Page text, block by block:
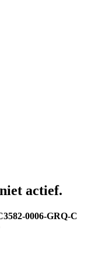
actief.
0006-GRQ-C